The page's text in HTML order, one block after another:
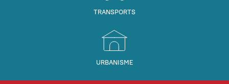
TRANSPORTS
URBANISME